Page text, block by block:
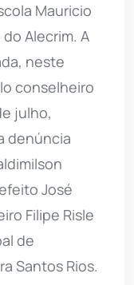
Mauricio
Alecrim. A
neste
conselheiro
julho,
denúncia
José
Filipe Risle
de
Santos Rios.